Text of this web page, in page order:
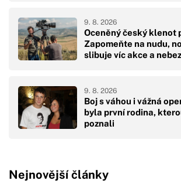
Oceněný český klenot
Zapomeňte na nudu,
slibuje víc akce a
9. 8. 2026
Boj s váhou i vážná
byla první rodina,
poznali
9. 8. 2026
Nejnovější články